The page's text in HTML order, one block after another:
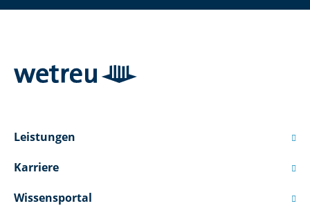
Leistungen 
Karriere 
Wissensportal 